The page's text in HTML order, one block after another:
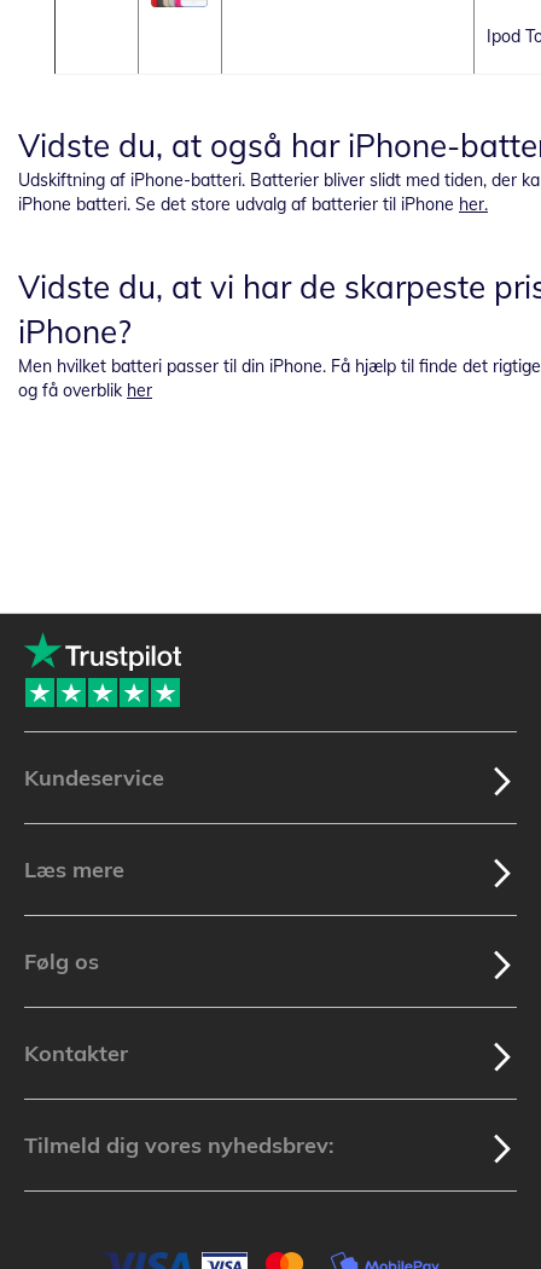
Ipod
Vidste du, at også har iPhone-
Udskiftning af iPhone-batteri. Batterier bliver slidt med tiden, der
iPhone batteri. Se det store udvalg af batterier til iPhone her.
Vidste du, at vi har de skarpeste
iPhone?
Men hvilket batteri passer til din iPhone. Få hjælp til finde det
og få overblik her
Kundeservice
Læs mere
Følg os
Kontakter
Tilmeld dig vores nyhedsbrev: